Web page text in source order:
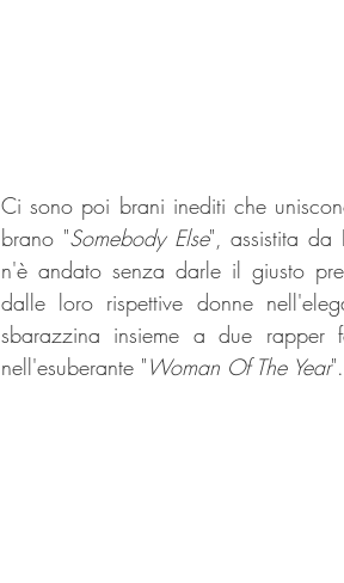
Ci sono poi brani inediti che
brano "Somebody Else", assistita da
n'è andato senza darle il giusto
dalle loro rispettive donne
sbarazzina insieme a due rapper
nell'esuberante "Woman Of The Year".